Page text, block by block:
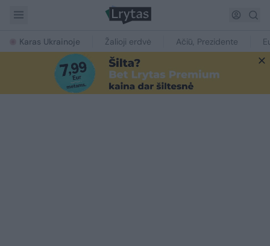
Karas Ukrainoje Žalioji erdvė Ačiū, Prezidente